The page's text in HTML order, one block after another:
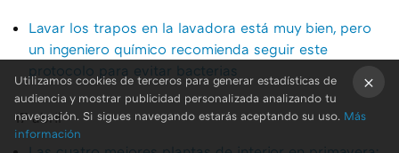
Lavar los trapos en la lavadora está muy bien, pero
un ingeniero químico recomienda seguir este
protocolo para evitar bacterias
17 abril
Utilizamos cookies de terceros para generar estadísticas de
audiencia y mostrar publicidad personalizada analizando tu
navegación. Si sigues navegando estarás aceptando su uso. Más
información